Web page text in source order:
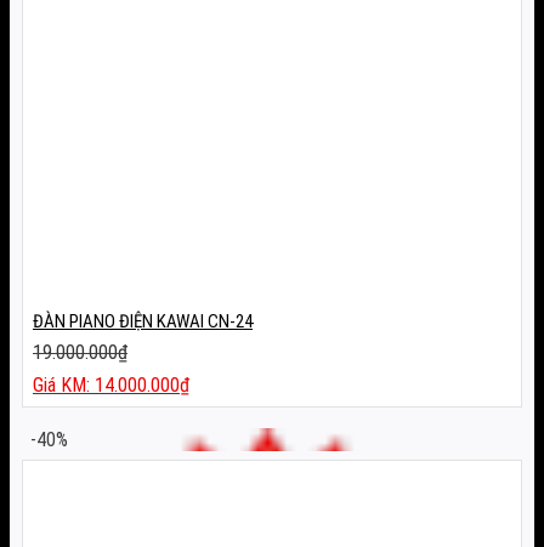
ĐÀN PIANO ĐIỆN KAWAI CN-24
19.000.000₫
Giá
gốc
là:
19.000.000₫.
14.000.000₫
Giá
hiện
tại
-40%